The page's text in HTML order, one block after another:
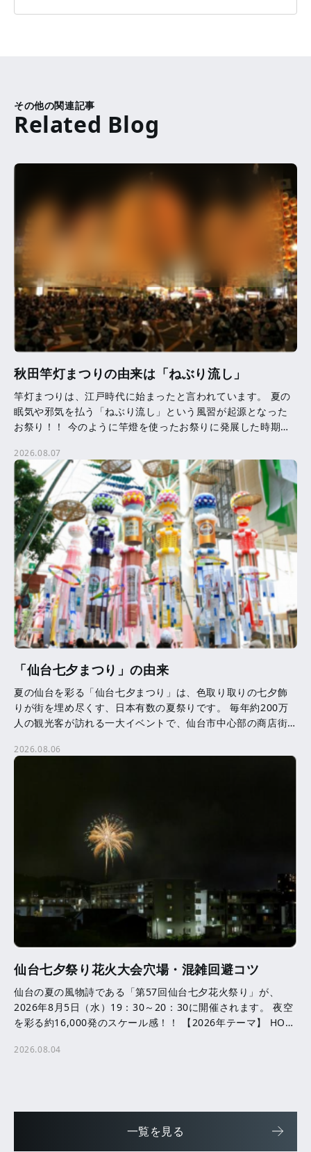
その他の関連記事
秋田竿灯まつりの由来は「ねぶり流し」
竿灯まつりは、江戸時代に始まったと言われています。 夏の
眠気や邪気を払う「ねぶり流し」という風習が起源となった
お祭り！！ 今のように竿燈を使ったお祭りに発展した時期等
[…]
2026.08.07
「仙台七夕まつり」の由来
夏の仙台を彩る「仙台七夕まつり」は、色取り取りの七夕飾
りが街を埋め尽くす、日本有数の夏祭りです。 毎年約200万
人の観光客が訪れる一大イベントで、仙台市中心部の商店街
2026.08.06
仙台七夕祭り花火大会穴場・混雑回避コツ
仙台の夏の風物詩である「第57回仙台七夕花火祭り」が、
2026年8月5日（水）19：30～20：30に開催されます。 夜空
を彩る約16,000発のスケール感！！ 【2026年テーマ】 HOPE
2026.08.04
一覧を見る